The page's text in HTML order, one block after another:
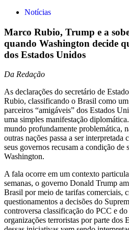
Notícias
Marco Rubio, Trump e a
quando Washington decide
dos Estados Unidos
Da Redação
As declarações do secretário de
Rubio, classificando o Brasil como
parceiros “amigáveis” dos Estados
uma simples manifestação
mundo profundamente problemática,
outras nações passa a ser interpretada
seus governos recusam a condição
Washington.
A fala ocorre em um contexto
semanas, o governo Donald Trump
Brasil por meio de tarifas comerciais,
questionamentos a decisões do
controversa classificação do PCC e
organizações terroristas por parte dos